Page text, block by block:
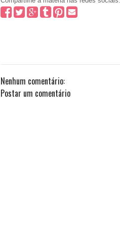
Nenhum comentário:
Postar um comentário